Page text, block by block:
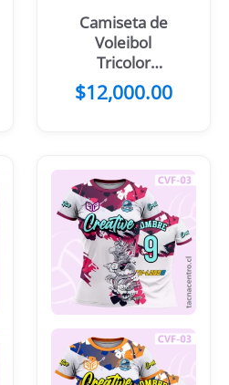
Camiseta de
Voleibol
Tricolor
Difuminado
$12,000.00